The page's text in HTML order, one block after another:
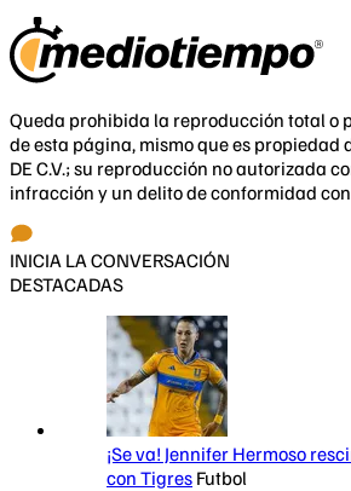
Queda prohibida la reproducción total o
de esta página, mismo que es propiedad
DE C.V.; su reproducción no autorizada
infracción y un delito de conformidad
INICIA LA CONVERSACIÓN
DESTACADAS
¡Se va! Jennifer Hermoso
con Tigres Futbol